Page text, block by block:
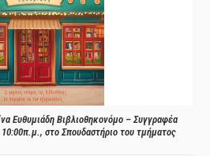
Ευθυμιάδη Βιβλιοθηκονόμο – Συγγραφέα
στο Σπουδαστήριο του τμήματος